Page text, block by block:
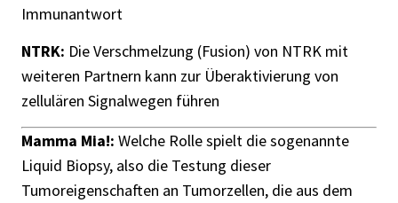
Immunantwort
NTRK: Die Verschmelzung (Fusion) von NTRK mit
weiteren Partnern kann zur Überaktivierung von
zellulären Signalwegen führen
Mamma Mia!: Welche Rolle spielt die sogenannte
Liquid Biopsy, also die Testung dieser
Tumoreigenschaften an Tumorzellen, die aus dem